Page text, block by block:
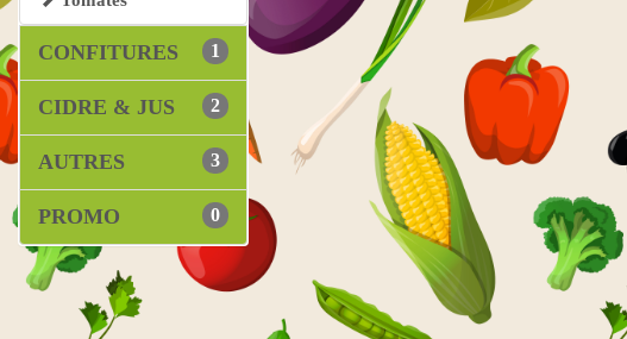
CONFITURES 1
CIDRE & JUS 2
AUTRES 3
PROMO 0